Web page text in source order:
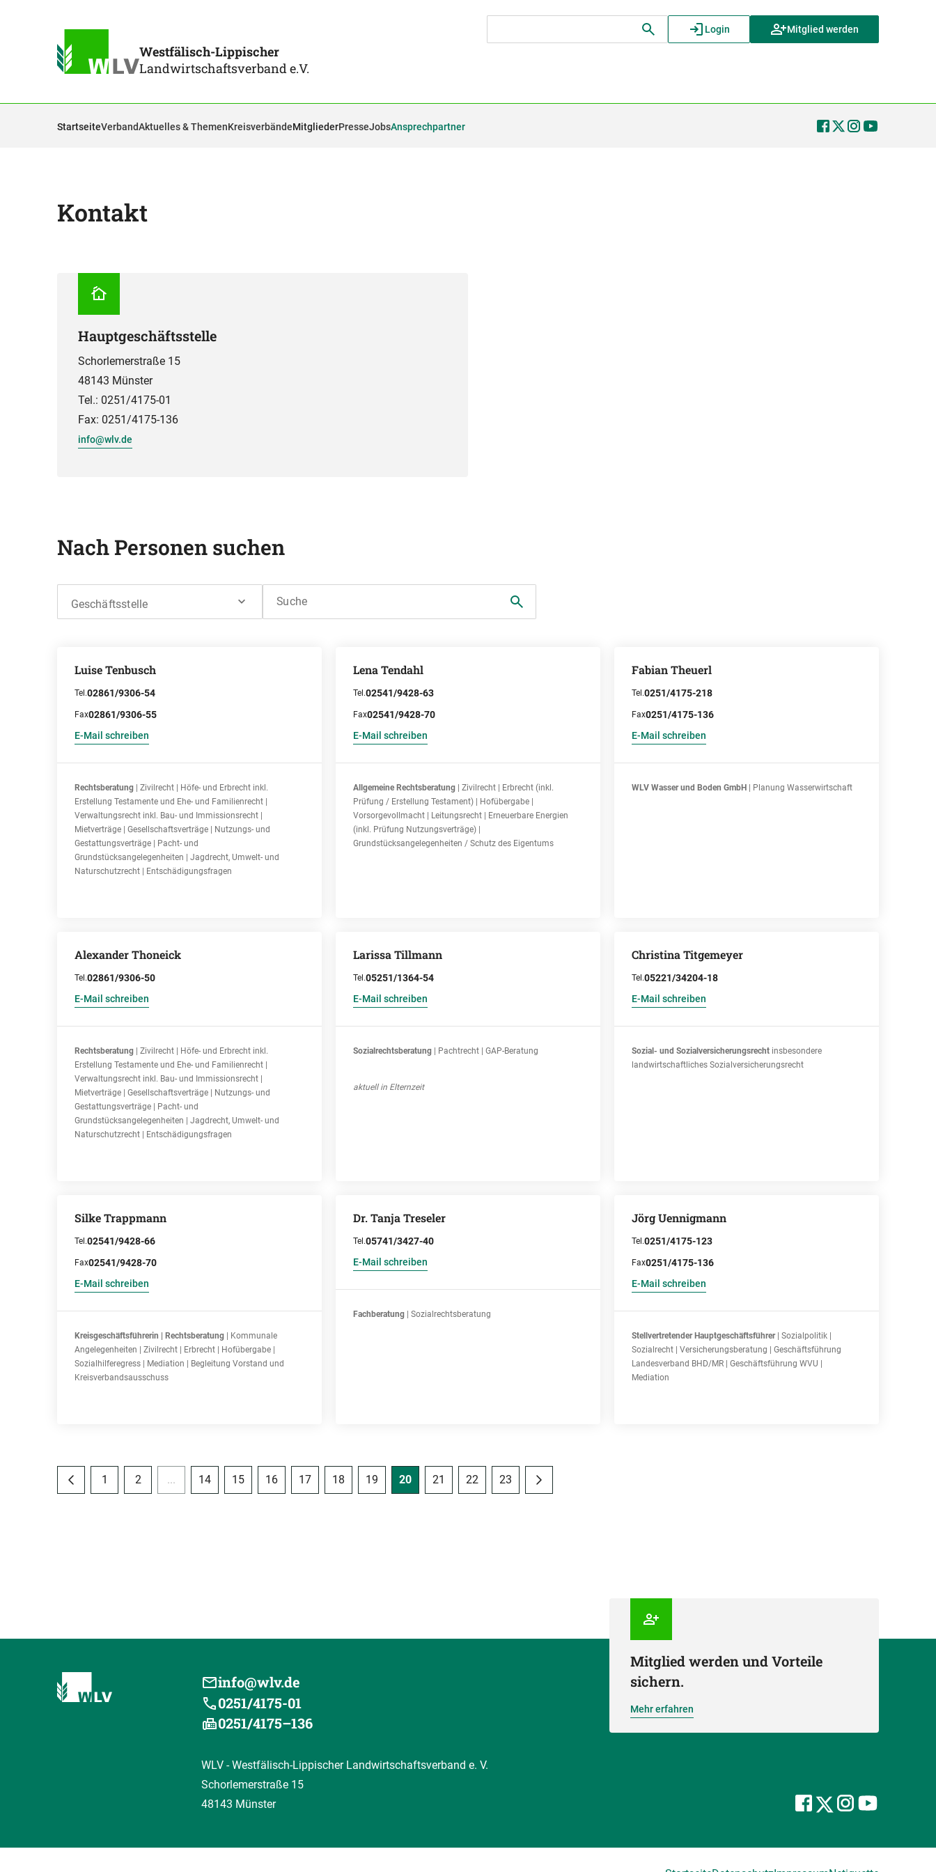
Westfälisch-Lippischer
Landwirtschaftsverband e.V.
Login Mitglied werden
StartseiteVerbandAktuelles & ThemenKreisverbändeMitgliederPresseJobsAnsprechpartner
Kontakt
Hauptgeschäftsstelle
Schorlemerstraße 15
48143 Münster
Tel.: 0251/4175-01
Fax: 0251/4175-136
info@wlv.de
Nach Personen suchen
Geschäftsstelle Suche
Luise Tenbusch
Tel.02861/9306-54
Fax02861/9306-55
E-Mail schreiben
Rechtsberatung
| Zivilrecht | Höfe- und Erbrecht inkl.
Erstellung Testamente und Ehe- und Familienrecht |
Verwaltungsrecht inkl. Bau- und Immissionsrecht |
Mietverträge | Gesellschaftsverträge | Nutzungs- und
Gestattungsverträge | Pacht- und
Grundstücksangelegenheiten | Jagdrecht, Umwelt- und
Naturschutzrecht | Entschädigungsfragen
Lena Tendahl
Tel.02541/9428-63
Fax02541/9428-70
E-Mail schreiben
Allgemeine Rechtsberatung
| Zivilrecht | Erbrecht (inkl.
Prüfung / Erstellung Testament) | Hofübergabe |
Vorsorgevollmacht | Leitungsrecht | Erneuerbare Energien
(inkl. Prüfung Nutzungsverträge) |
Grundstücksangelegenheiten / Schutz des Eigentums
Fabian Theuerl
Tel.0251/4175-218
Fax0251/4175-136
E-Mail schreiben
WLV Wasser und Boden GmbH | Planung Wasserwirtschaft
Alexander Thoneick
Tel.02861/9306-50
E-Mail schreiben
Rechtsberatung | Zivilrecht | Höfe- und Erbrecht inkl.
Erstellung Testamente und Ehe- und Familienrecht |
Verwaltungsrecht inkl. Bau- und Immissionsrecht |
Mietverträge | Gesellschaftsverträge | Nutzungs- und
Gestattungsverträge | Pacht- und
Grundstücksangelegenheiten | Jagdrecht, Umwelt- und
Naturschutzrecht | Entschädigungsfragen
Larissa Tillmann
Tel.05251/1364-54
E-Mail schreiben
Sozialrechtsberatung | Pachtrecht | GAP-Beratung
aktuell in Elternzeit
Christina Titgemeyer
Tel.05221/34204-18
E-Mail schreiben
Sozial- und Sozialversicherungsrecht insbesondere
landwirtschaftliches Sozialversicherungsrecht
Silke Trappmann
Tel.02541/9428-66
Fax02541/9428-70
E-Mail schreiben
Kreisgeschäftsführerin | Rechtsberatung | Kommunale
Angelegenheiten | Zivilrecht | Erbrecht | Hofübergabe |
Sozialhilferegress | Mediation | Begleitung Vorstand und
Kreisverbandsausschuss
Dr. Tanja Treseler
Tel.05741/3427-40
E-Mail schreiben
Fachberatung | Sozialrechtsberatung
Jörg Uennigmann
Tel.0251/4175-123
Fax0251/4175-136
E-Mail schreiben
Stellvertretender Hauptgeschäftsführer| Sozialpolitik |
Sozialrecht | Versicherungsberatung | Geschäftsführung
Landesverband BHD/MR | Geschäftsführung WVU |
Mediation
1 2 ... 14 15 16 17 18 19 20 21 22 23
Mitglied werden und Vorteile
sichern.
Mehr erfahren
info@wlv.de
0251/4175-01
0251/4175–136
WLV - Westfälisch-Lippischer Landwirtschaftsverband e. V.
Schorlemerstraße 15
48143 Münster